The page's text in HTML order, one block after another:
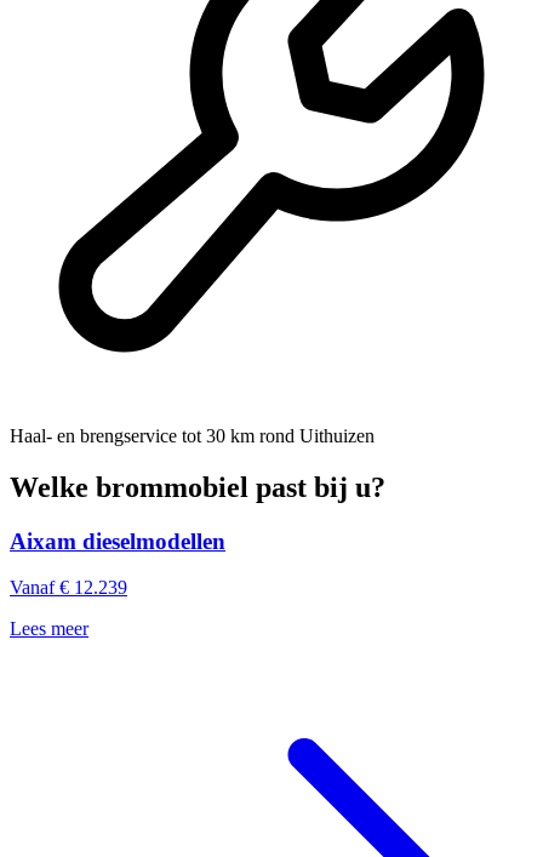
Haal- en brengservice tot 30 km rond Uithuizen
Welke brommobiel past bij u?
Aixam dieselmodellen
Vanaf € 12.239
Lees meer